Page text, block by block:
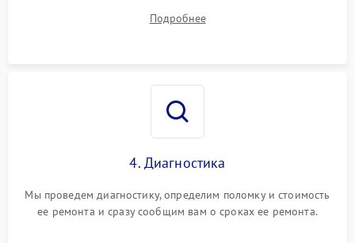
Подробнее
4. Диагностика
Мы проведем диагностику, определим поломку и стоимость
ее ремонта и сразу сообщим вам о сроках ее ремонта.